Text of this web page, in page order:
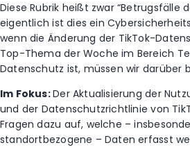
Diese Rubrik heißt zwar “Betrugsfälle
eigentlich ist dies ein
wenn die Änderung der TikTok-
Top-Thema der Woche im Bereich
Datenschutz ist, müssen wir darüber
Im Fokus:Der Aktualisierung der
und der Datenschutzrichtlinie von
Fragen dazu auf, welche –
standortbezogene – Daten erfasst